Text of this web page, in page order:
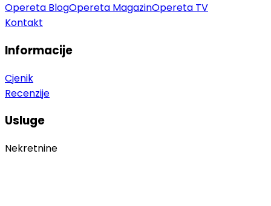
Opereta BlogOpereta MagazinOpereta TV
Kontakt
Informacije
Cjenik
Recenzije
Usluge
Nekretnine